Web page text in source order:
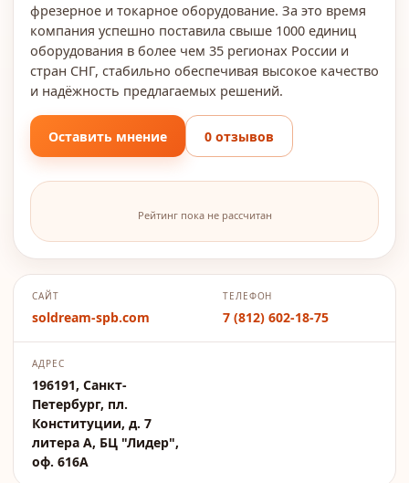
фрезерное и токарное оборудование. За это время
компания успешно поставила свыше 1000 единиц
оборудования в более чем 35 регионах России и
стран СНГ, стабильно обеспечивая высокое качество
и надёжность предлагаемых решений.
Оставить мнение 0 отзывов
Рейтинг пока не рассчитан
САЙТ
soldream-spb.com
ТЕЛЕФОН
7 (812) 602-18-75
АДРЕС
196191, Санкт-
Петербург, пл.
Конституции, д. 7
литера А, БЦ "Лидер",
оф. 616А